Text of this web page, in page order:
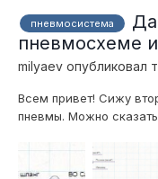
пневмосистема
пневмосхеме
milyaev опубликовал
Всем привет! Сижу
пневмы. Можно
качественная, шоб
копаться,